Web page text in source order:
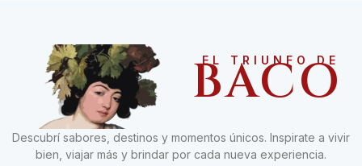
EL TRIUNFO DE
BACO
Descubrí sabores, destinos y momentos únicos. Inspirate a vivir
bien, viajar más y brindar por cada nueva experiencia.